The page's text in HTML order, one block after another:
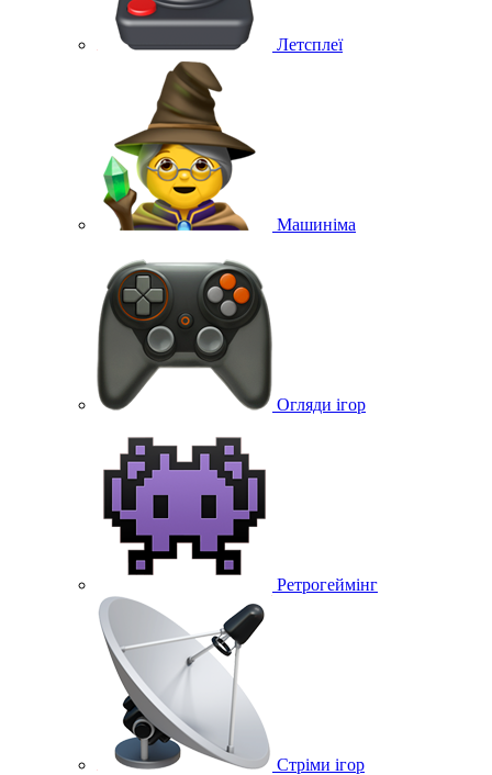
Летсплеї
Машиніма
Огляди ігор
Ретрогеймінг
Стріми ігор